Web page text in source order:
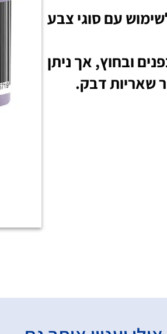
עם סוגי צבע
ובחוץ, אך ניתן